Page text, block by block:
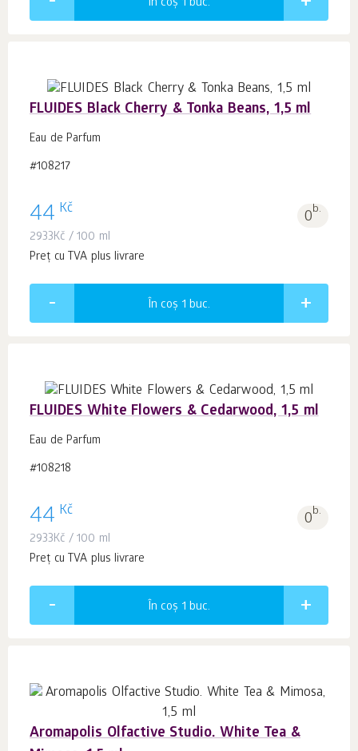
În coș 1 buc.
FLUIDES Black Cherry & Tonka Beans, 1,5 ml
Eau de Parfum
#108217
44 Kč 0b.
2933Kč / 100 ml
Preț cu TVA plus livrare
În coș 1 buc.
FLUIDES White Flowers & Cedarwood, 1,5 ml
Eau de Parfum
#108218
44 Kč 0b.
2933Kč / 100 ml
Preț cu TVA plus livrare
În coș 1 buc.
Aromapolis Olfactive Studio. White Tea &